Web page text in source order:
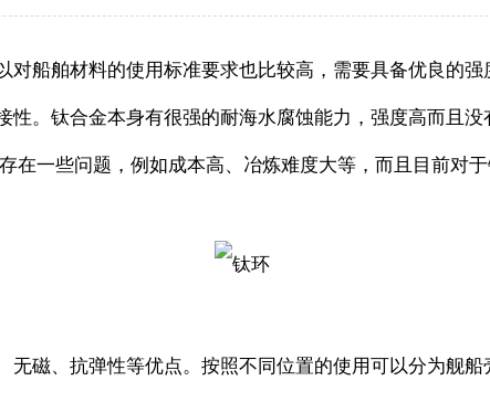
船舶材料的使用标准要求也比较高，需要具备优良的
。钛合金本身有很强的耐海水腐蚀能力，强度高而且
在一些问题，例如成本高、冶炼难度大等，而且目前对
磁、抗弹性等优点。按照不同位置的使用可以分为舰